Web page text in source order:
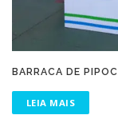
BARRACA DE
LEIA MAIS